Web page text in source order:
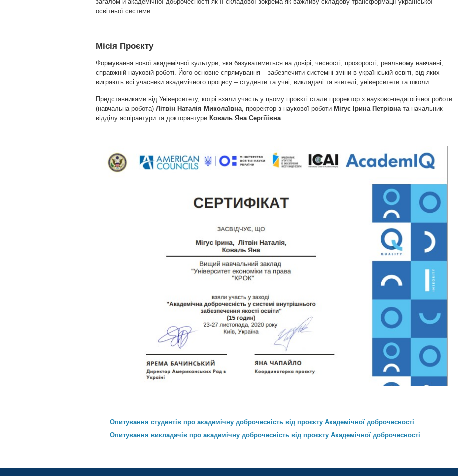
загалом й академічної доброчесності як її складової зокрема як важливу складову трансформації української
освітньої системи.
Місія Проєкту
Формування нової академічної культури, яка базуватиметься на довірі, чесності, прозорості, реальному навчанні,
справжній науковій роботі. Його основне спрямування – забезпечити системні зміни в українській освіті, від яких
виграють всі учасники академічного процесу – студенти та учні, викладачі та вчителі, університети та школи.
Представниками від Університету, котрі взяли участь у цьому проєкті стали проректор з науково-педагогічної роботи
(навчальна робота) Літвін Наталія Миколаївна, проректор з наукової роботи Мігус Ірина Петрівната начальник
відділу аспірантури та докторантури Коваль Яна Сергіїівна.
Опитування студентів про академічну доброчесність від проєкту Академічної доброчесності
Опитування викладачів про академічну доброчесність від проєкту Академічної доброчесності